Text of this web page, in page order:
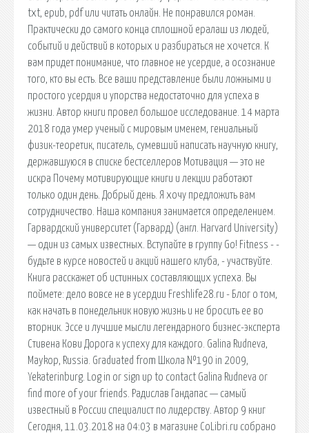
txt, epub, pdf или читать онлайн. Не понравился роман.
Практически до самого конца сплошной ералаш из людей,
событий и действий в которых и разбираться не хочется. К
вам придет понимание, что главное не усердие, а осознание
того, кто вы есть. Все ваши представление были ложными и
простого усердия и упорства недостаточно для успеха в
жизни. Автор книги провел большое исследование. 14 марта
2018 года умер ученый с мировым именем, гениальный
физик-теоретик, писатель, сумевший написать научную книгу,
державшуюся в списке бестселлеров Мотивация — это не
искра Почему мотивирующие книги и лекции работают
только один день. Добрый день. Я хочу предложить вам
сотрудничество. Наша компания занимается определением.
Гарвардский университет (Гарвард) (англ. Harvard University)
— один из самых известных. Вступайте в группу Go! Fitness - -
будьте в курсе новостей и акций нашего клуба, - участвуйте.
Книга расскажет об истинных составляющих успеха. Вы
поймете: дело вовсе не в усердии Freshlife28.ru - Блог о том,
как начать в понедельник новую жизнь и не бросить ее во
вторник. Эссе и лучшие мысли легендарного бизнес-эксперта
Стивена Кови Дорога к успеху для каждого. Galina Rudneva,
Maykop, Russia. Graduated from Школа №190 in 2009,
Yekaterinburg. Log in or sign up to contact Galina Rudneva or
find more of your friends. Радислав Гандапас — самый
известный в России специалист по лидерству. Автор 9 книг
Сегодня, 11.03.2018 на 04:03 в магазине CoLibri.ru собрано